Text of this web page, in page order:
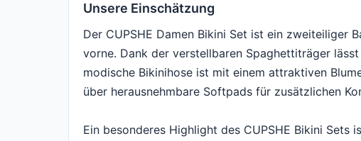
Unsere Einschätzung
Der CUPSHE Damen Bikini Set ist ein zweiteiliger
vorne. Dank der verstellbaren Spaghettiträger
modische Bikinihose ist mit einem attraktiven
über herausnehmbare Softpads für zusätzlichen
Ein besonderes Highlight des CUPSHE Bikini Sets